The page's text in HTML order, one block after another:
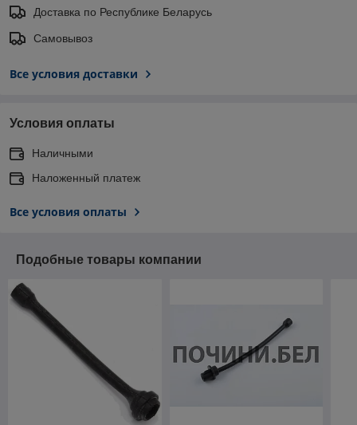
Доставка по Республике Беларусь
Самовывоз
Все условия доставки
Условия оплаты
Наличными
Наложенный платеж
Все условия оплаты
Подобные товары компании